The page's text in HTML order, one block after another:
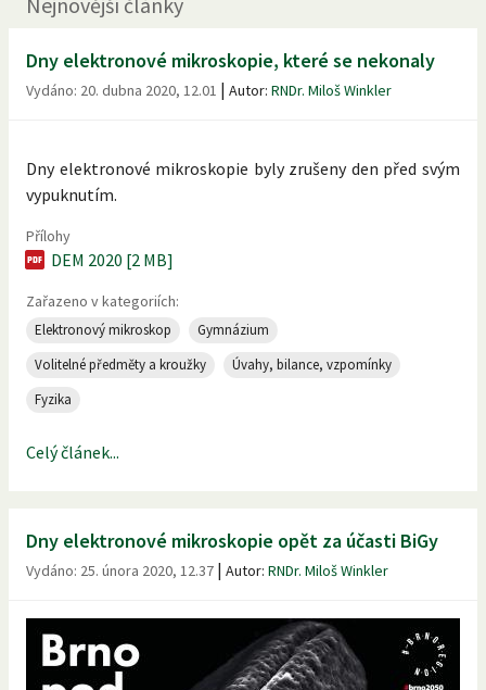
Dny elektronové mikroskopie, které se nekonaly
Vydáno: 20. dubna 2020, 12.01 | Autor: RNDr. Miloš Winkler
Dny elektronové mikroskopie byly zrušeny den před svým
vypuknutím.
Přílohy
DEM 2020 [2 MB]
Zařazeno v kategoriích:
Elektronový mikroskop
Gymnázium
Volitelné předměty a kroužky
Úvahy, bilance, vzpomínky
Fyzika
Celý článek...
Dny elektronové mikroskopie opět za účasti BiGy
Vydáno: 25. února 2020, 12.37 | Autor: RNDr. Miloš Winkler